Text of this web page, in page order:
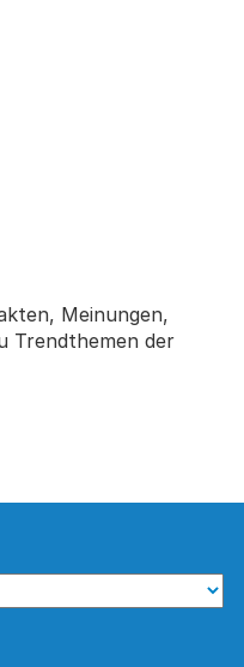
Meinungen,
Trendthemen der